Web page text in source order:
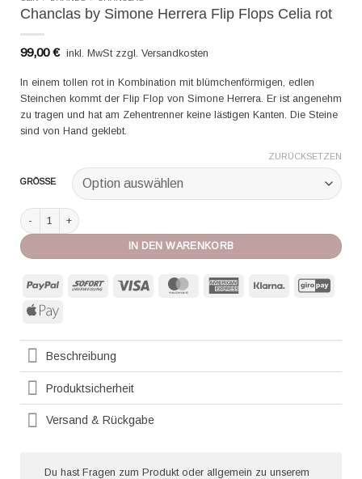
Chanclas by Simone Herrera Flip Flops Celia rot
99,00€ inkl. MwSt zzgl. Versandkosten
In einem tollen rot in Kombination mit blümchenförmigen, edlen
Steinchen kommt der Flip Flop von Simone Herrera. Er ist angenehm
zu tragen und hat am Zehentrenner keine lästigen Kanten. Die Steine
sind von Hand geklebt.
GRÖSSE
ZURÜCKSETZEN
Chanclas by Simone Herrera Flip Flops Celia rot Menge
IN DEN WARENKORB
PayPal Sofort MasterCard American
Klarna
Apple
Beschreibung
Produktsicherheit
Versand & Rückgabe
Du hast Fragen zum Produkt oder allgemein zu unserem